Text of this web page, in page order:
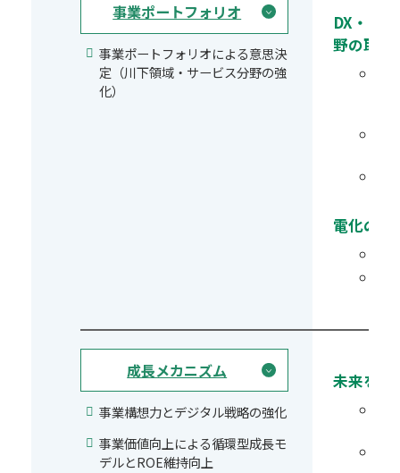
事業ポートフォリオ
事業ポートフォリオによる意思決
定（川下領域・サービス分野の強
化）
DX・EX
野の取り
電化の進
成長メカニズム
事業構想力とデジタル戦略の強化
事業価値向上による循環型成長モ
デルとROE維持向上
未来を見